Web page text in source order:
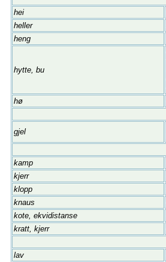
hei
heller
heng
hytte, bu
hø
gjel
kamp
kjerr
klopp
knaus
kote, ekvidistanse
kratt, kjerr
lav